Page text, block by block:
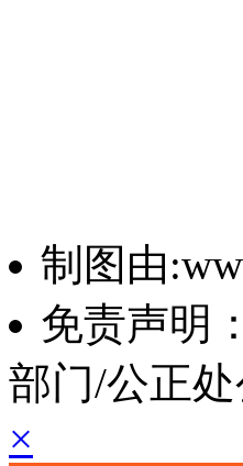
制图由
免责声明
部门/公正
×